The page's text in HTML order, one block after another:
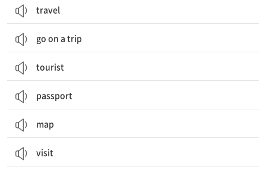
travel
go on a trip
tourist
passport
map
visit